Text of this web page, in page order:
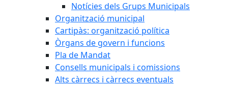
Notícies dels Grups Municipals
Organització municipal
Cartipàs: organització política
Òrgans de govern i funcions
Pla de Mandat
Consells municipals i comissions
Alts càrrecs i càrrecs eventuals